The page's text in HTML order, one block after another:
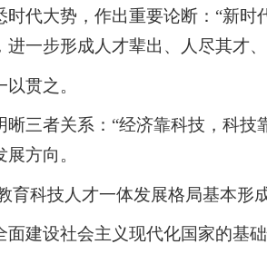
时代大势，作出重要论断：“新
进一步形成人才辈出、人尽其才
贯之。
三者关系：“经济靠科技，科
方向。
育科技人才一体发展格局基本形
面建设社会主义现代化国家的基